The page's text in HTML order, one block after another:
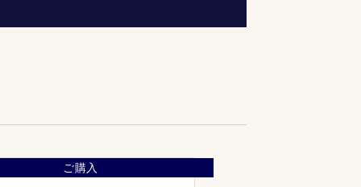
ご購入